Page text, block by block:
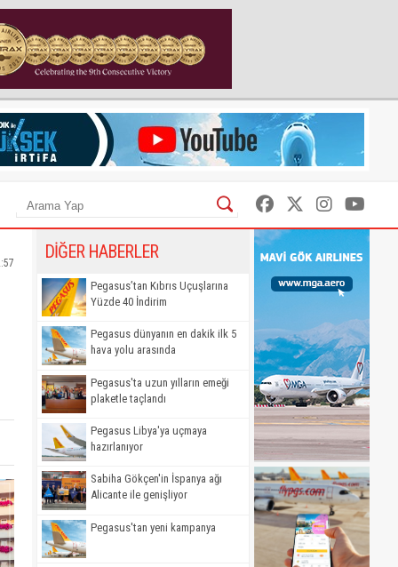
DİĞER HABERLER
Pegasus’tan Kıbrıs Uçuşlarına
Yüzde 40 İndirim
Pegasus dünyanın en dakik ilk 5
hava yolu arasında
Pegasus'ta uzun yılların emeği
plaketle taçlandı
Pegasus Libya'ya uçmaya
hazırlanıyor
Sabiha Gökçen'in İspanya ağı
Alicante ile genişliyor
Pegasus'tan yeni kampanya